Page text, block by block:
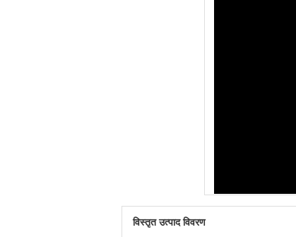
विस्तृत उत्पाद विवरण